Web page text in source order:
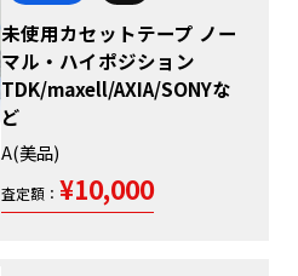
未使用カセットテープ ノー
マル・ハイポジション
TDK/maxell/AXIA/SONYな
ど
A(美品)
査定額： ¥10,000